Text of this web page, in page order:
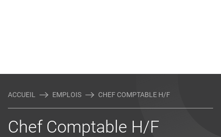
ACCUEIL EMPLOIS CHEF COMPTABLE H/F
Chef Comptable H/F